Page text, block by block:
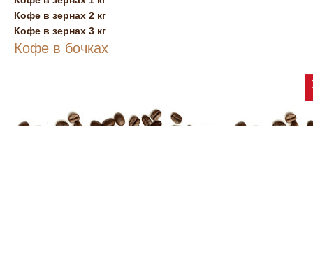
Кофе в зернах 2 кг
Кофе в зернах 3 кг
Кофе в бочках